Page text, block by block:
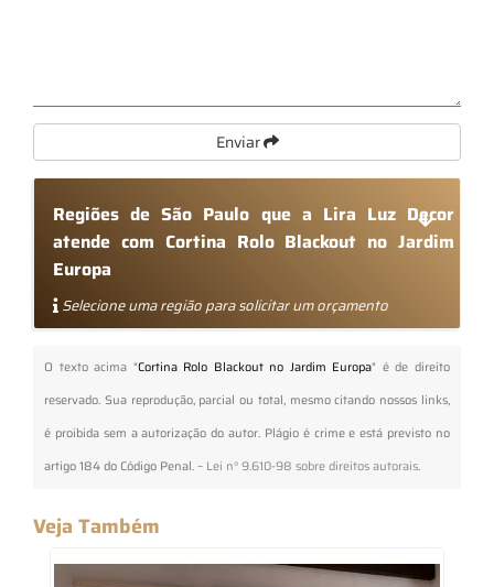
Enviar
Regiões de São Paulo que a Lira Luz Decor
atende com Cortina Rolo Blackout no Jardim
Europa
Selecione uma região para solicitar um orçamento
O texto acima "Cortina Rolo Blackout no Jardim Europa" é de direito
reservado. Sua reprodução, parcial ou total, mesmo citando nossos links,
é proibida sem a autorização do autor. Plágio é crime e está previsto no
artigo 184 do Código Penal. – Lei n° 9.610-98 sobre direitos autorais.
Veja Também